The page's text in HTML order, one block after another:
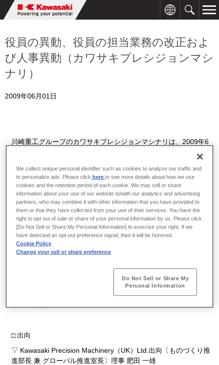
役員の異動、役員の担当業務の改正およ
び人事異動（カワサキプレシジョンマシ
ナリ）
2009年06月01日
川崎重工グループのカワサキプレシジョンマシナリは、2009年6
役員の異動および役員の担当業務の改正を次のとおり行います。
[役員の担当業務の改正]（2009年6月16日付）※〔 〕は旧職名、
（ ）は担当を示す。
▽ 常務取締役（グローバル生産統括 兼 生産総括部長 兼 ものづく
り推進部長）〔同 （グローバル生産統括 兼 生産総括部長）〕木
村 健一
▽ 取締役（社長特命事項担当）〔同 （社長特命事項
〔KPM（UK）担当〕）〕石井 清治
▽ 情報システム部長 兼 グローバル推進室長〔情報システム部
□ 出向
▽ Kawasaki Precision Machinery（UK）Ltd.出向〔ものづくり推
進部長 兼 グローバル推進室長〕理事 肥田 一雄
We collect unique personal identifier such as cookies to analyze our traffic and
to personalize ads. Please click hereto see more details about how we use
cookies and the retention period of each cookie. We may sell or share
information about your use of our website to/with our analytics and advertising
partners, who may combine it with other information that you have provided to
them or that they have collected from your use of their services. You have the
right to opt out of sale or share of your personal information by us. Please click
[Do Not Sell or Share My Personal Information] to exercise your right. If we
have detected an opt-out preference signal, then it will be honored.
Cookie Policy
Change your sell or share preference
Do Not Sell or Share My
Personal Information